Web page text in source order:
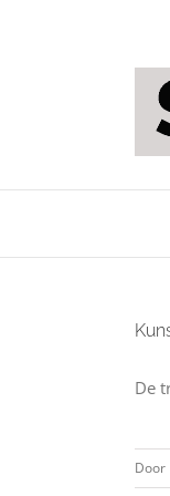
De
Door